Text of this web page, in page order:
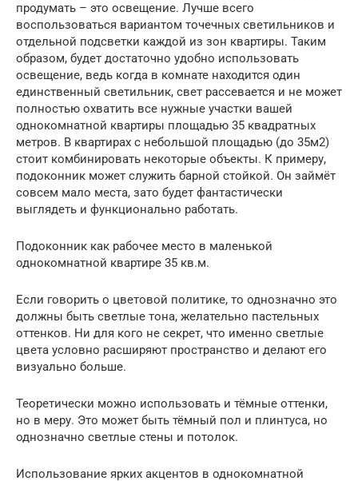
продумать – это освещение. Лучше всего
воспользоваться вариантом точечных светильников и
отдельной подсветки каждой из зон квартиры. Таким
образом, будет достаточно удобно использовать
освещение, ведь когда в комнате находится один
единственный светильник, свет рассевается и не может
полностью охватить все нужные участки вашей
однокомнатной квартиры площадью 35 квадратных
метров. В квартирах с небольшой площадью (до 35м2)
стоит комбинировать некоторые объекты. К примеру,
подоконник может служить барной стойкой. Он займёт
совсем мало места, зато будет фантастически
выглядеть и функционально работать.
Подоконник как рабочее место в маленькой
однокомнатной квартире 35 кв.м.
Если говорить о цветовой политике, то однозначно это
должны быть светлые тона, желательно пастельных
оттенков. Ни для кого не секрет, что именно светлые
цвета условно расширяют пространство и делают его
визуально больше.
Теоретически можно использовать и тёмные оттенки,
но в меру. Это может быть тёмный пол и плинтуса, но
однозначно светлые стены и потолок.
Использование ярких акцентов в однокомнатной